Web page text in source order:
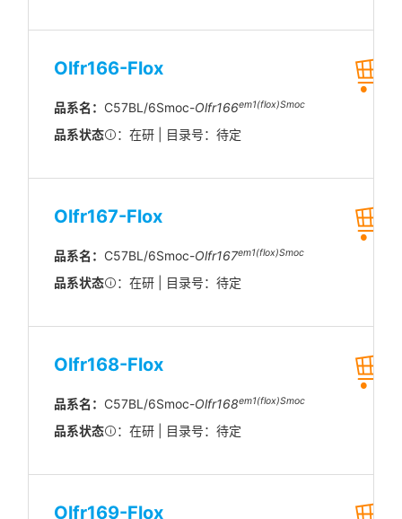
Olfr166-Flox
品系名： C57BL/6Smoc-Olfr166em1(flox)Smoc
品系状态 ：在研 | 目录号：待定
Olfr167-Flox
品系名： C57BL/6Smoc-Olfr167em1(flox)Smoc
品系状态 ：在研 | 目录号：待定
Olfr168-Flox
品系名： C57BL/6Smoc-Olfr168em1(flox)Smoc
品系状态 ：在研 | 目录号：待定
Olfr169-Flox